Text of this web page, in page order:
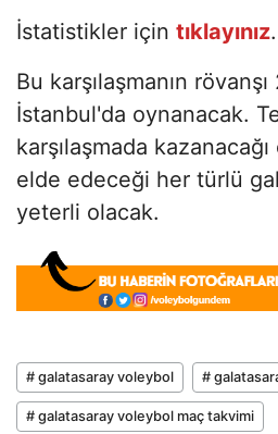
İstatistikler için tıklayınız.
Bu karşılaşmanın
İstanbul'da oynanacak.
karşılaşmada
elde edeceği her türlü
yeterli olacak.
# galatasaray voleybol #
# galatasaray voleybol maç takvimi